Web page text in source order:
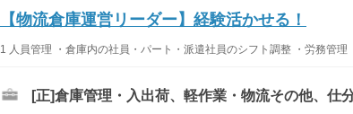
【物流倉庫運営リーダー】経験活かせる！
1 人員管理 ・倉庫内の社員・パート・派遣社員のシフト調整 ・労務管
[正]倉庫管理・入出荷、軽作業・物流その他、仕